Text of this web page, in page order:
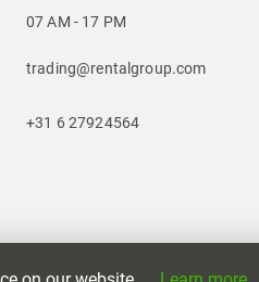
07 AM - 17 PM
trading@rentalgroup.com
+31 6 27924564